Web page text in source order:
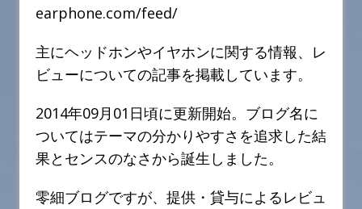
earphone.com/feed/
主にヘッドホンやイヤホンに関する情報、レ
ビューについての記事を掲載しています。
2014年09月01日頃に更新開始。ブログ名に
ついてはテーマの分かりやすさを追求した結
果とセンスのなさから誕生しました。
零細ブログですが、提供・貸与によるレビュ